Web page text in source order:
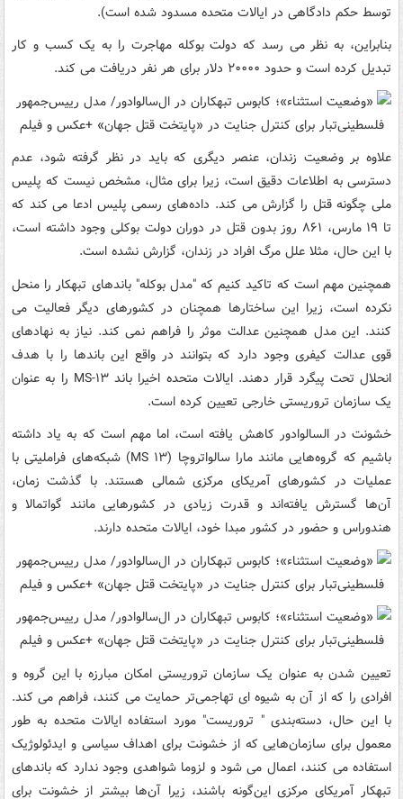
توسط حکم دادگاهی در ایالات متحده مسدود شده است).
بنابراین، به نظر می رسد که دولت بوکله مهاجرت را به یک کسب و کار
تبدیل کرده است و حدود ۲۰۰۰۰ دلار برای هر نفر دریافت می کند.
علاوه بر وضعیت زندان، عنصر دیگری که باید در نظر گرفته شود، عدم
دسترسی به اطلاعات دقیق است، زیرا برای مثال، مشخص نیست که پلیس
ملی چگونه قتل را گزارش می کند. داده‌های رسمی پلیس ادعا می کند که
تا ۱۹ مارس، ۸۶۱ روز بدون قتل در دوران دولت بوکلی وجود داشته است،
با این حال، مثلا علل مرگ افراد در زندان، گزارش نشده است.
همچنین مهم است که تاکید کنیم که "مدل بوکله" باندهای تبهکار را منحل
نکرده است، زیرا این ساختارها همچنان در کشورهای دیگر فعالیت می
کنند. این مدل همچنین عدالت موثر را فراهم نمی کند. نیاز به نهادهای
قوی عدالت کیفری وجود دارد که بتوانند در واقع این باندها را با هدف
انحلال تحت پیگرد قرار دهند. ایالات متحده اخیرا باند MS-۱۳ را به عنوان
یک سازمان تروریستی خارجی تعیین کرده است.
خشونت در السالوادور کاهش یافته است، اما مهم است که به یاد داشته
باشیم که گروه‌هایی مانند مارا سالواتروچا (MS ۱۳) شبکه‌های فراملیتی با
عملیات در کشورهای آمریکای مرکزی شمالی هستند. با گذشت زمان،
آن‌ها گسترش یافته‌اند و قدرت زیادی در کشورهایی مانند گواتمالا و
هندوراس و حضور در کشور مبدا خود، ایالات متحده دارند.
تعیین شدن به عنوان یک سازمان تروریستی امکان مبارزه با این گروه و
افرادی را که از آن به شیوه ای تهاجمی‌تر حمایت می کنند، فراهم می کند.
با این حال، دسته‌بندی " تروریست" مورد استفاده ایالات متحده به طور
معمول برای سازمان‌هایی که از خشونت برای اهداف سیاسی و ایدئولوژیک
استفاده می کنند، اعمال می شود و لزوما شواهدی وجود ندارد که باندهای
تبهکار آمریکای مرکزی این‌گونه باشند، زیرا آن‌ها بیشتر از خشونت برای